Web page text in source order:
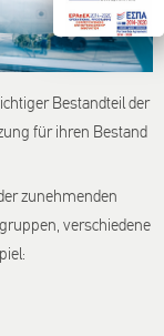
Bestandteil der
für ihren Bestand
zunehmenden
verschiedene